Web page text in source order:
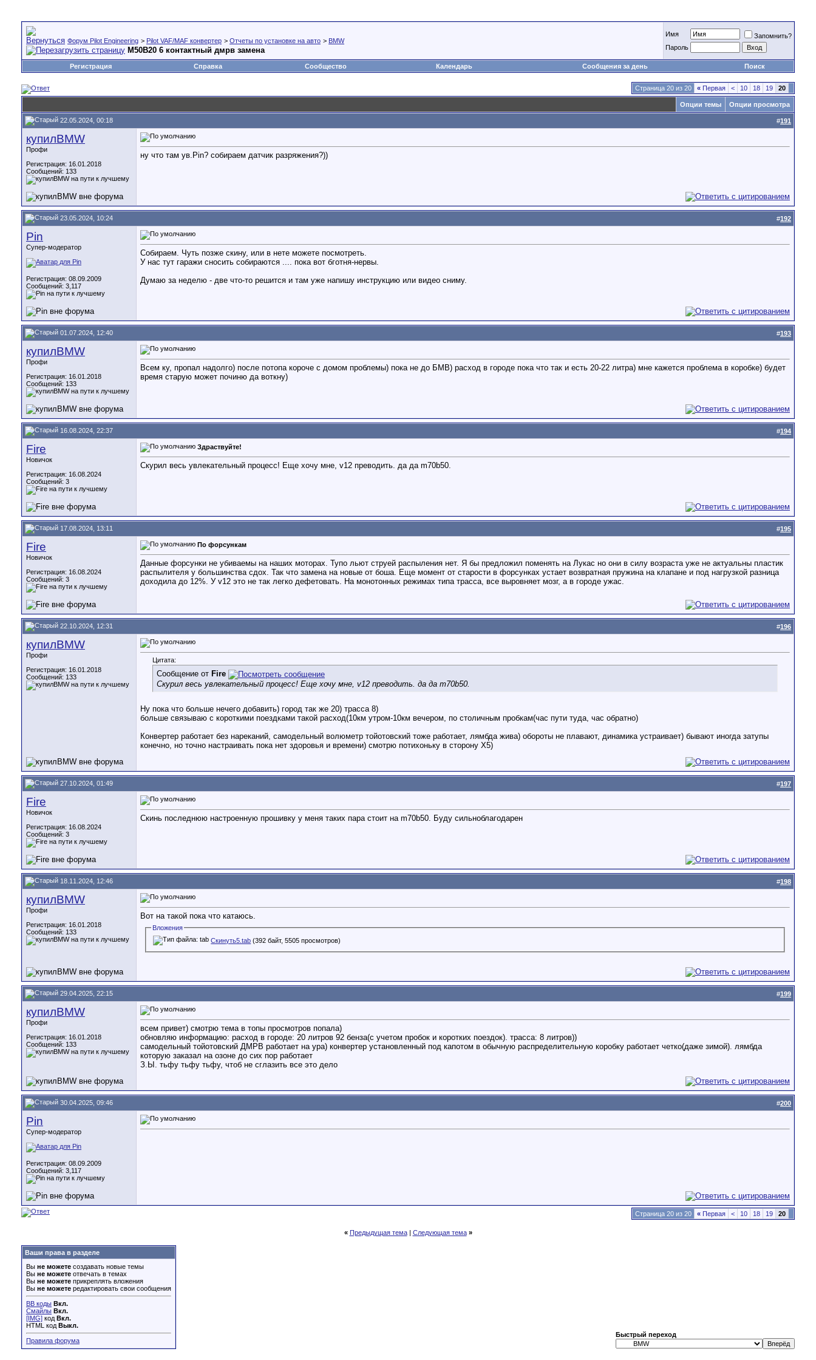
Форум Pilot Engineering > Pilot VAF/MAF конвертер > Отчеты по установке на авто > BMW
M50B20 6 контактный дмрв замена
Имя
Запомнить?
Пароль
Регистрация Справка Сообщество Календарь Сообщения за день Поиск
Страница 20 из 20 « Первая < 10 18 19 20
Опции темы Опции просмотра
22.05.2024, 00:18 #191
купилBMW
Профи
Регистрация: 16.01.2018
Сообщений: 133
ну что там ув.Pin? собираем датчик разряжения?))
23.05.2024, 10:24 #192
Pin
Супер-модератор
Регистрация: 08.09.2009
Сообщений: 3,117
Собираем. Чуть позже скину, или в нете можете посмотреть.
У нас тут гаражи сносить собираются .... пока вот бготня-нервы.
Думаю за неделю - две что-то решится и там уже напишу инструкцию или видео сниму.
01.07.2024, 12:40 #193
купилBMW
Профи
Регистрация: 16.01.2018
Сообщений: 133
Всем ку, пропал надолго) после потопа короче с домом проблемы) пока не до БМВ) расход в городе пока что так и есть 20-22 литра) мне кажется проблема в коробке) будет
время старую может починю да воткну)
16.08.2024, 22:37 #194
Fire
Новичок
Регистрация: 16.08.2024
Сообщений: 3
Здраствуйте!
Скурил весь увлекательный процесс! Еще хочу мне, v12 преводить. да да m70b50.
17.08.2024, 13:11 #195
Fire
Новичок
Регистрация: 16.08.2024
Сообщений: 3
По форсункам
Данные форсунки не убиваемы на наших моторах. Тупо льют струей распыления нет. Я бы предложил поменять на Лукас но они в силу возраста уже не актуальны пластик
распылителя у большинства сдох. Так что замена на новые от боша. Еще момент от старости в форсунках устает возвратная пружина на клапане и под нагрузкой разница
доходила до 12%. У v12 это не так легко дефетовать. На монотонных режимах типа трасса, все выровняет мозг, а в городе ужас.
22.10.2024, 12:31 #196
купилBMW
Профи
Регистрация: 16.01.2018
Сообщений: 133
Цитата:
Сообщение от Fire
Скурил весь увлекательный процесс! Еще хочу мне, v12 преводить. да да m70b50.
Ну пока что больше нечего добавить) город так же 20) трасса 8)
больше связываю с короткими поездками такой расход(10км утром-10км вечером, по столичным пробкам(час пути туда, час обратно)
Конвертер работает без нареканий, самодельный волюметр тойотовский тоже работает, лямбда жива) обороты не плавают, динамика устраивает) бывают иногда затупы
конечно, но точно настраивать пока нет здоровья и времени) смотрю потихоньку в сторону Х5)
27.10.2024, 01:49 #197
Fire
Новичок
Регистрация: 16.08.2024
Сообщений: 3
Скинь последнюю настроенную прошивку у меня таких пара стоит на m70b50. Буду сильноблагодарен
18.11.2024, 12:46 #198
купилBMW
Профи
Регистрация: 16.01.2018
Сообщений: 133
Вот на такой пока что катаюсь.
Вложения
Скинуть5.tab (392 байт, 5505 просмотров)
29.04.2025, 22:15 #199
купилBMW
Профи
Регистрация: 16.01.2018
Сообщений: 133
всем привет) смотрю тема в топы просмотров попала)
обновляю информацию: расход в городе: 20 литров 92 бенза(с учетом пробок и коротких поездок). трасса: 8 литров))
самодельный тойотовский ДМРВ работает на ура) конвертер установленный под капотом в обычную распределительную коробку работает четко(даже зимой). лямбда
которую заказал на озоне до сих пор работает
З.Ы. тьфу тьфу тьфу, чтоб не сглазить все это дело
30.04.2025, 09:46 #200
Pin
Супер-модератор
Регистрация: 08.09.2009
Сообщений: 3,117
Страница 20 из 20 « Первая < 10 18 19 20
« Предыдущая тема| Следующая тема »
Ваши права в разделе
Вы не можете создавать новые темы
Вы не можете отвечать в темах
Вы не можете прикреплять вложения
Вы не можете редактировать свои сообщения
BB коды Вкл.
Смайлы Вкл.
[IMG] код Вкл.
HTML код Выкл.
Правила форума
Быстрый переход